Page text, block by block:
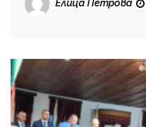
Елица Петрова